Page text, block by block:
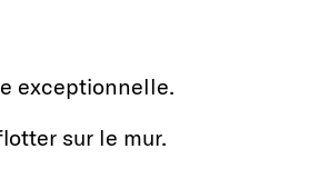
exceptionnelle.
sur le mur.